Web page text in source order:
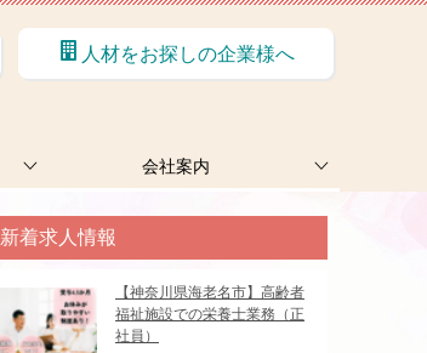
人材をお探しの企業様へ
会社案内
新着求人情報
【神奈川県海老名市】高齢者
福祉施設での栄養士業務（正
社員）